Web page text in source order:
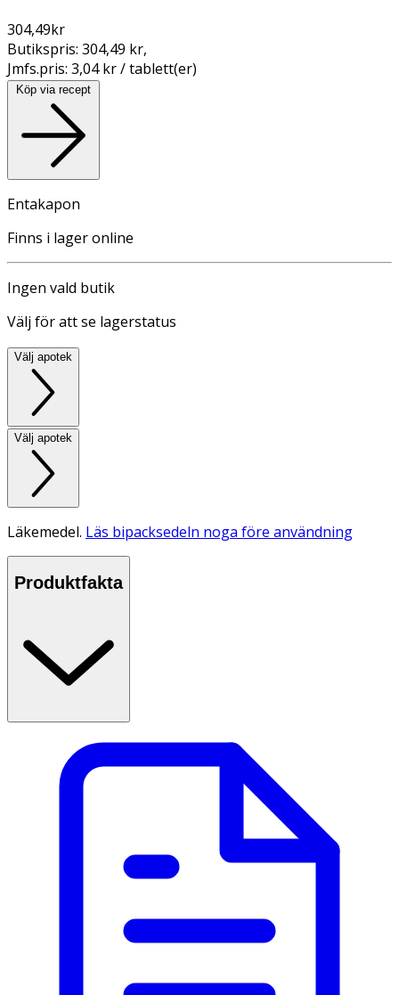
304,49kr
Butikspris: 304,49 kr,
Jmfs.pris: 3,04 kr / tablett(er)
Köp via recept
Entakapon
Finns i lager online
Ingen vald butik
Välj för att se lagerstatus
Välj apotek
Välj apotek
Läkemedel. Läs bipacksedeln noga före användning
Produktfakta